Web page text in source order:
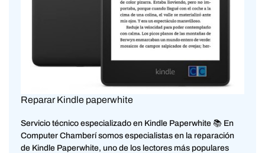
Reparar Kindle paperwhite
Servicio técnico especializado en Kindle Paperwhite 📚 En
Computer Chamberí somos especialistas en la reparación
de Kindle Paperwhite, uno de los lectores más populares